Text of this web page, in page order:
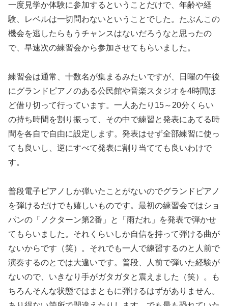
一度見学か体験に参加するということだけで、年齢や経
験、レベルは一切問わないということでした。たぶんこの
機会を逃したらもうチャンスはないだろうなと思ったの
で、早速次の練習会から参加させてもらいました。
練習会は通常、十数名が集まるみたいですが、日曜の午後
にグランドピアノのある公民館や音楽スタジオを4時間ほ
ど借り切って行っています。一人あたり15～20分くらい
の持ち時間を割り振って、その中で練習と発表にあてる時
間を各自で自由に設定します。発表はせず全部練習に使っ
ても良いし、逆にすべて発表に割り当てても良いわけで
す。
普段電子ピアノしか弾いたことがないのでグランドピアノ
を弾けるだけでも嬉しいものです。最初の練習会ではショ
パンの「ノクターン第2番」と「雨だれ」を発表で弾かせ
てもらいました。それくらいしか自信を持って弾ける曲が
ないからです（笑）。それでも一人で練習するのと人前で
演奏するのとでは大違いです。普段、人前で弾いた経験が
ないので、いきなり手がガタガタと震えました（笑）。も
ちろんそんな状態ではまともに弾けるはずがありません。